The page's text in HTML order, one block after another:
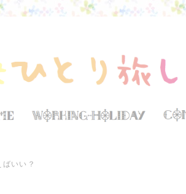
いい？